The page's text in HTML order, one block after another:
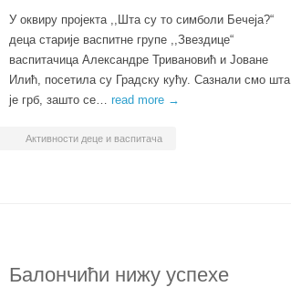
У оквиру пројекта ,,Шта су то симболи Бечеја?“
деца старије васпитне групе ,,Звездице“
васпитачица Александре Тривановић и Јоване
Илић, посетила су Градску кућу. Сазнали смо шта
је грб, зашто се… read more →
Активности деце и васпитача
Балончићи нижу успехе